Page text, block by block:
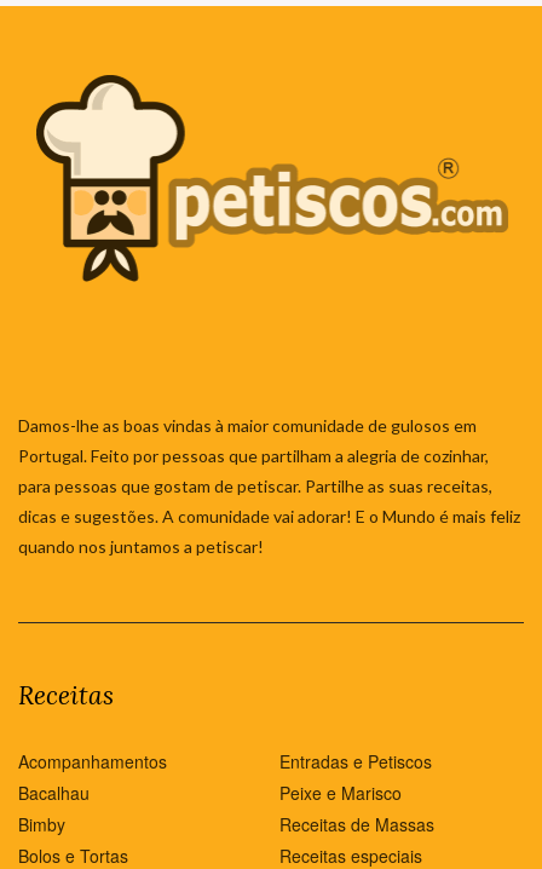
Damos-lhe as boas vindas à maior comunidade de gulosos em
Portugal. Feito por pessoas que partilham a alegria de cozinhar,
para pessoas que gostam de petiscar. Partilhe as suas receitas,
dicas e sugestões. A comunidade vai adorar! E o Mundo é mais feliz
quando nos juntamos a petiscar!
Receitas
Acompanhamentos
Bacalhau
Bimby
Bolos e Tortas
Entradas e Petiscos
Peixe e Marisco
Receitas de Massas
Receitas especiais